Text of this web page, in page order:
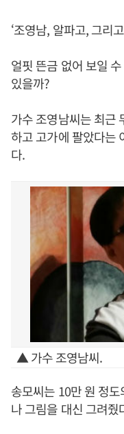
‘조영남, 알파고, 그리
얼핏 뜬금 없어 보일
있을까?
가수 조영남씨는 최근
하고 고가에 팔았다는
다.
▲ 가수 조영남씨.
송모씨는 10만 원 정
나 그림을 대신 그려줬